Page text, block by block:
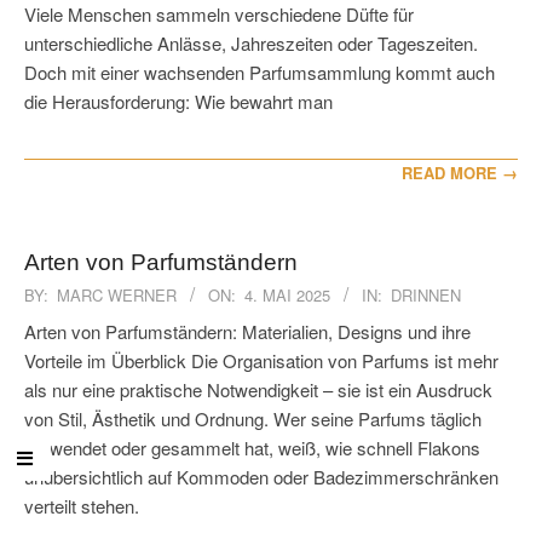
Viele Menschen sammeln verschiedene Düfte für
unterschiedliche Anlässe, Jahreszeiten oder Tageszeiten.
Doch mit einer wachsenden Parfumsammlung kommt auch
die Herausforderung: Wie bewahrt man
READ MORE →
Arten von Parfumständern
2025-
04
BY: MARC WERNER ON: 4. MAI 2025 IN: DRINNEN
Arten von Parfumständern: Materialien, Designs und ihre
Vorteile im Überblick Die Organisation von Parfums ist mehr
als nur eine praktische Notwendigkeit – sie ist ein Ausdruck
von Stil, Ästhetik und Ordnung. Wer seine Parfums täglich
verwendet oder gesammelt hat, weiß, wie schnell Flakons
unübersichtlich auf Kommoden oder Badezimmerschränken
verteilt stehen.